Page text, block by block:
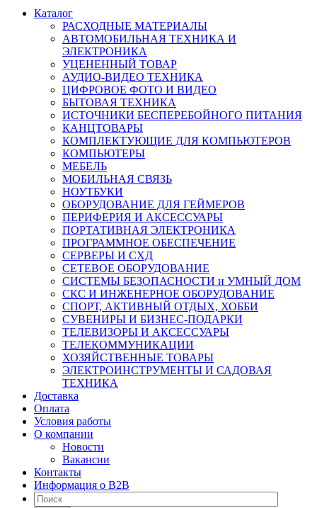
Каталог
РАСХОДНЫЕ МАТЕРИАЛЫ
АВТОМОБИЛЬНАЯ ТЕХНИКА И
ЭЛЕКТРОНИКА
УЦЕНЕННЫЙ ТОВАР
АУДИО-ВИДЕО ТЕХНИКА
ЦИФРОВОЕ ФОТО И ВИДЕО
БЫТОВАЯ ТЕХНИКА
ИСТОЧНИКИ БЕСПЕРЕБОЙНОГО ПИТАНИЯ
КАНЦТОВАРЫ
КОМПЛЕКТУЮЩИЕ ДЛЯ КОМПЬЮТЕРОВ
КОМПЬЮТЕРЫ
МЕБЕЛЬ
МОБИЛЬНАЯ СВЯЗЬ
НОУТБУКИ
ОБОРУДОВАНИЕ ДЛЯ ГЕЙМЕРОВ
ПЕРИФЕРИЯ И АКСЕССУАРЫ
ПОРТАТИВНАЯ ЭЛЕКТРОНИКА
ПРОГРАММНОЕ ОБЕСПЕЧЕНИЕ
СЕРВЕРЫ И СХД
СЕТЕВОЕ ОБОРУДОВАНИЕ
СИСТЕМЫ БЕЗОПАСНОСТИ и УМНЫЙ ДОМ
СКС И ИНЖЕНЕРНОЕ ОБОРУДОВАНИЕ
СПОРТ, АКТИВНЫЙ ОТДЫХ, ХОББИ
СУВЕНИРЫ И БИЗНЕС-ПОДАРКИ
ТЕЛЕВИЗОРЫ И АКСЕССУАРЫ
ТЕЛЕКОММУНИКАЦИИ
ХОЗЯЙСТВЕННЫЕ ТОВАРЫ
ЭЛЕКТРОИНСТРУМЕНТЫ И САДОВАЯ
ТЕХНИКА
Доставка
Оплата
Условия работы
О компании
Новости
Вакансии
Контакты
Информация о B2B